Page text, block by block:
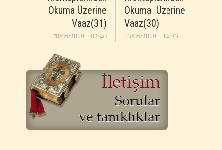
Okuma Üzerine
Vaaz(31)
20/05/2019 - 02:40
Okuma Üzerine
Vaaz(30)
13/05/2019 - 14:33